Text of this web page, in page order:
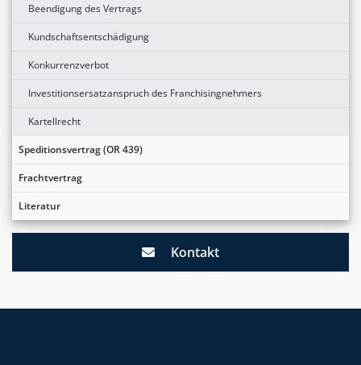
Beendigung des Vertrags
Kundschaftsentschädigung
Konkurrenzverbot
Investitionsersatzanspruch des Franchisingnehmers
Kartellrecht
Speditionsvertrag (OR 439)
Frachtvertrag
Literatur
Kontakt